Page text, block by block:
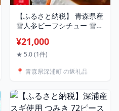
【ふるさと納税】 青森県産
雪人参ビーフシチュー 雪人
パック 各3個 【青森県 深浦
町 食べ物屋セイリング 】
かうら雪人参 にんじん 人
食 お取り寄せ 贈答用 特産
品 送料無料 常温
¥21,000
★ 5.0 (1件)
📍 青森県深浦町 の返礼品